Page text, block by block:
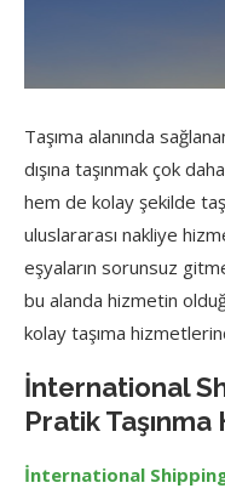
Taşıma alanında
dışına taşınmak çok
hem de kolay şekilde
uluslararası nakliye
eşyaların sorunsuz
bu alanda hizmetin
kolay taşıma
İnternational
Pratik
İnternational